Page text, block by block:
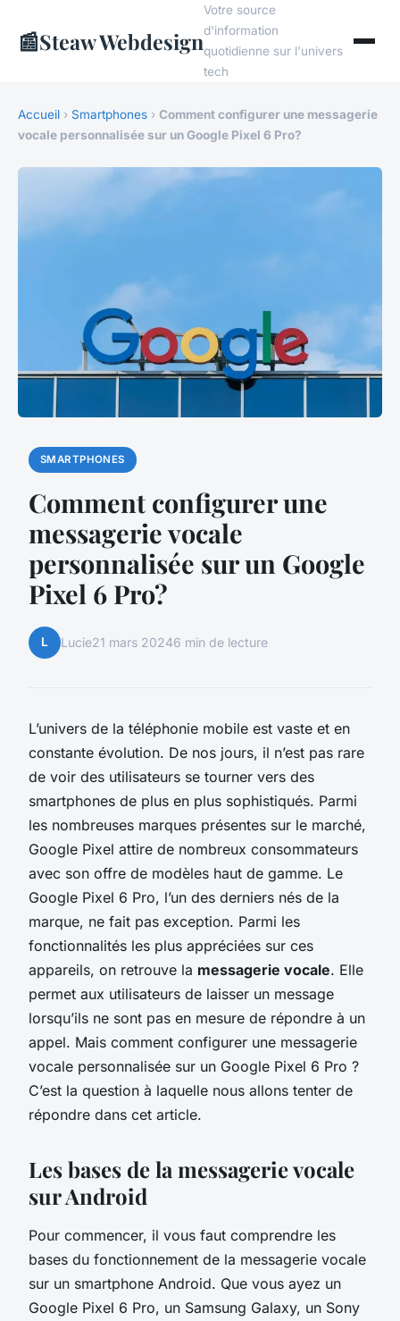
📰Steaw Webdesign
Votre source
d'information
quotidienne sur l'univers
tech
Accueil › Smartphones › Comment configurer une messagerie
vocale personnalisée sur un Google Pixel 6 Pro?
SMARTPHONES
Comment configurer une
messagerie vocale
personnalisée sur un Google
Pixel 6 Pro?
L Lucie21 mars 20246 min de lecture
L’univers de la téléphonie mobile est vaste et en
constante évolution. De nos jours, il n’est pas rare
de voir des utilisateurs se tourner vers des
smartphones de plus en plus sophistiqués. Parmi
les nombreuses marques présentes sur le marché,
Google Pixel attire de nombreux consommateurs
avec son offre de modèles haut de gamme. Le
Google Pixel 6 Pro, l’un des derniers nés de la
marque, ne fait pas exception. Parmi les
fonctionnalités les plus appréciées sur ces
appareils, on retrouve la messagerie vocale. Elle
permet aux utilisateurs de laisser un message
lorsqu’ils ne sont pas en mesure de répondre à un
appel. Mais comment configurer une messagerie
vocale personnalisée sur un Google Pixel 6 Pro ?
C’est la question à laquelle nous allons tenter de
répondre dans cet article.
Les bases de la messagerie vocale
sur Android
Pour commencer, il vous faut comprendre les
bases du fonctionnement de la messagerie vocale
sur un smartphone Android. Que vous ayez un
Google Pixel 6 Pro, un Samsung Galaxy, un Sony